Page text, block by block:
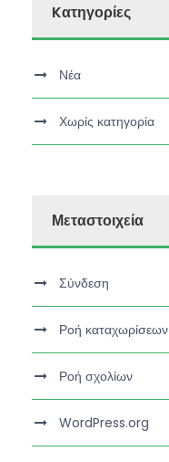
Kατηγορίες
Νέα
Χωρίς κατηγορία
Μεταστοιχεία
Σύνδεση
Ροή καταχωρίσεων
Ροή σχολίων
WordPress.org